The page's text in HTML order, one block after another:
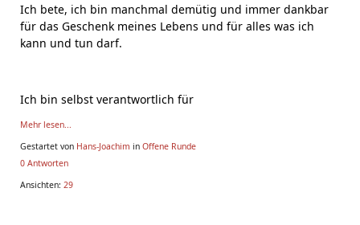
Ich bete, ich bin manchmal demütig und immer dankbar
für das Geschenk meines Lebens und für alles was ich
kann und tun darf.
Ich bin selbst verantwortlich für
Mehr lesen...
Gestartet von Hans-Joachim in Offene Runde
0 Antworten
Ansichten: 29